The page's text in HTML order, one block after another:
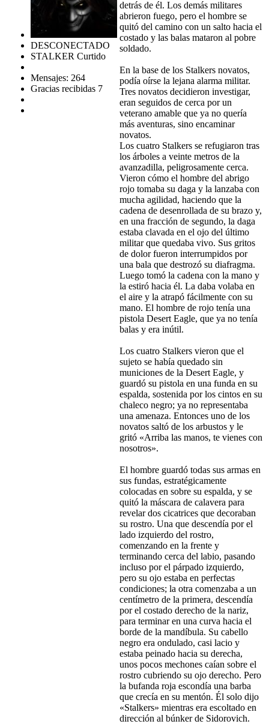
DESCONECTADO
STALKER Curtido
Mensajes: 264
Gracias recibidas 7
detrás de él. Los demás militares
abrieron fuego, pero el hombre se
quitó del camino con un salto hacia el
costado y las balas mataron al pobre
soldado.
En la base de los Stalkers novatos,
podía oírse la lejana alarma militar.
Tres novatos decidieron investigar,
eran seguidos de cerca por un
veterano amable que ya no quería
más aventuras, sino encaminar
novatos.
Los cuatro Stalkers se refugiaron tras
los árboles a veinte metros de la
avanzadilla, peligrosamente cerca.
Vieron cómo el hombre del abrigo
rojo tomaba su daga y la lanzaba con
mucha agilidad, haciendo que la
cadena de desenrollada de su brazo y,
en una fracción de segundo, la daga
estaba clavada en el ojo del último
militar que quedaba vivo. Sus gritos
de dolor fueron interrumpidos por
una bala que destrozó su diafragma.
Luego tomó la cadena con la mano y
la estiró hacia él. La daba volaba en
el aire y la atrapó fácilmente con su
mano. El hombre de rojo tenía una
pistola Desert Eagle, que ya no tenía
balas y era inútil.
Los cuatro Stalkers vieron que el
sujeto se había quedado sin
municiones de la Desert Eagle, y
guardó su pistola en una funda en su
espalda, sostenida por los cintos en su
chaleco negro; ya no representaba
una amenaza. Entonces uno de los
novatos saltó de los arbustos y le
gritó «Arriba las manos, te vienes con
nosotros».
El hombre guardó todas sus armas en
sus fundas, estratégicamente
colocadas en sobre su espalda, y se
quitó la máscara de calavera para
revelar dos cicatrices que decoraban
su rostro. Una que descendía por el
lado izquierdo del rostro,
comenzando en la frente y
terminando cerca del labio, pasando
incluso por el párpado izquierdo,
pero su ojo estaba en perfectas
condiciones; la otra comenzaba a un
centímetro de la primera, descendía
por el costado derecho de la nariz,
para terminar en una curva hacia el
borde de la mandíbula. Su cabello
negro era ondulado, casi lacio y
estaba peinado hacia su derecha,
unos pocos mechones caían sobre el
rostro cubriendo su ojo derecho. Pero
la bufanda roja escondía una barba
que crecía en su mentón. Él solo dijo
«Stalkers» mientras era escoltado en
dirección al búnker de Sidorovich.